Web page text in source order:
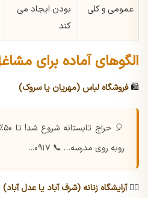
عمومی و کلی
بودن ایجاد می
کند
الگوهای آماده برای
🛍️فروشگاه لباس (مهریان یا سروک)
🎈 حراج تابستانه شروع شد!تا ۵۰٪ تخفیف فقط ۳ روز!
روبه روی مدرسه… 📞 ۰۹۱۷...
💇‍♀️آرایشگاه زنانه (شرف آباد یا عدل آباد)